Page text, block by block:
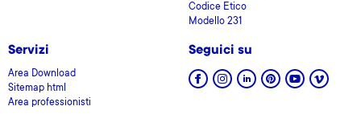
Codice Etico
Modello 231
Servizi
Area Download
Sitemap html
Area professionisti
Seguici su